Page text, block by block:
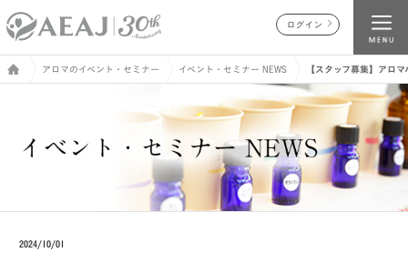
ログイン
アロマのイベント・セミナー イベント・セミナー NEWS 【スタッフ募集】アロ
2024/10/01